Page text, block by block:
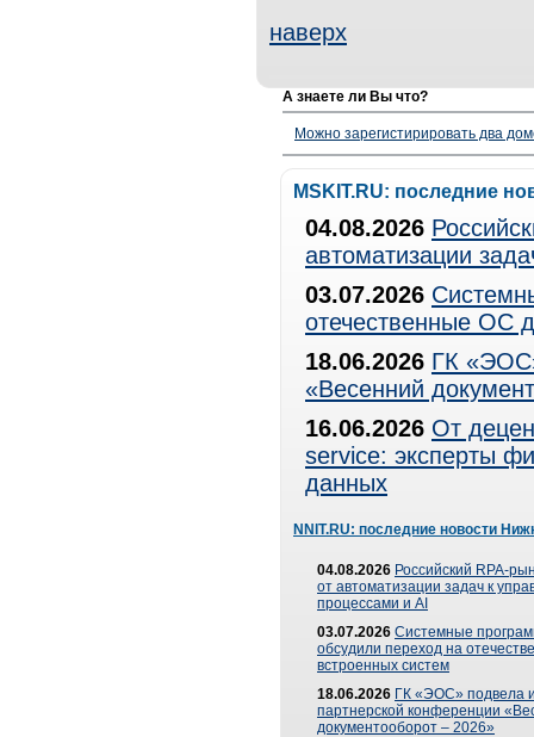
наверх
А знаете ли Вы что?
Можно зарегистирировать два
MSKIT.RU: последние
04.08.2026
автоматизации
03.07.2026
отечественные ОС
18.06.2026 ГК
«Весенний
16.06.2026 От
service: эксперты
данных
NNIT.RU: последние новости
04.08.2026 Российский RPA-
от автоматизации задач к
процессами и AI
03.07.2026 Системные
обсудили переход на
встроенных систем
18.06.2026 ГК «ЭОС» подвела
партнерской конференции
документооборот – 2026»